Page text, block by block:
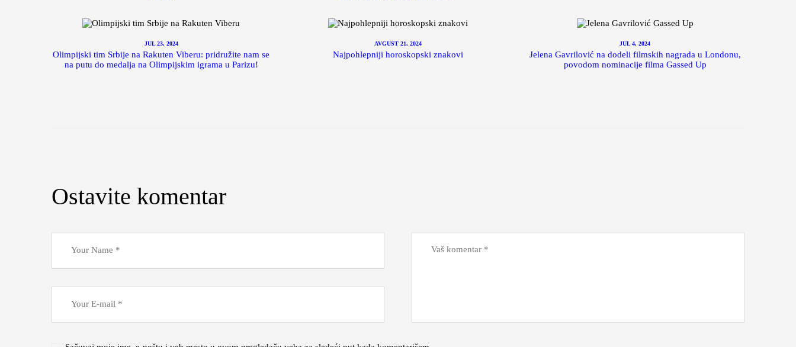
JUL 23, 2024
Olimpijski tim Srbije na Rakuten Viberu: pridružite nam se
na putu do medalja na Olimpijskim igrama u Parizu!
AVGUST 21, 2024
Najpohlepniji horoskopski znakovi
JUL 4, 2024
Jelena Gavrilović na dodeli filmskih nagrada u Londonu,
povodom nominacije filma Gassed Up
Ostavite komentar